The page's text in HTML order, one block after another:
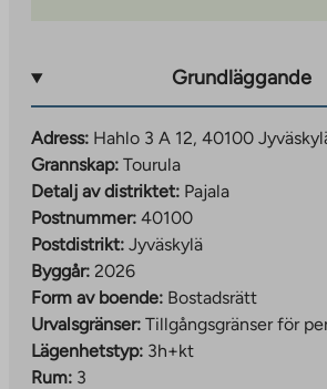
bostadsrättsavgifterna behöva
mer än 1,5 %. Eventuella justeringar
bostadsrättsavgifterna kommer att
fastigheten är färdigställd.
kommer att meddelas innehavarna av
bostadsrättsavgifterna skriftligen.
Grundläggande
Adress: Hahlo 3 A 12, 40100
Grannskap: Tourula
Detalj av distriktet: Pajala
Postnummer: 40100
Postdistrikt: Jyväskylä
Byggår: 2026
Form av boende: Bostadsrätt
Urvalsgränser: Tillgångsgränser för
Lägenhetstyp: 3h+kt
Rum: 3